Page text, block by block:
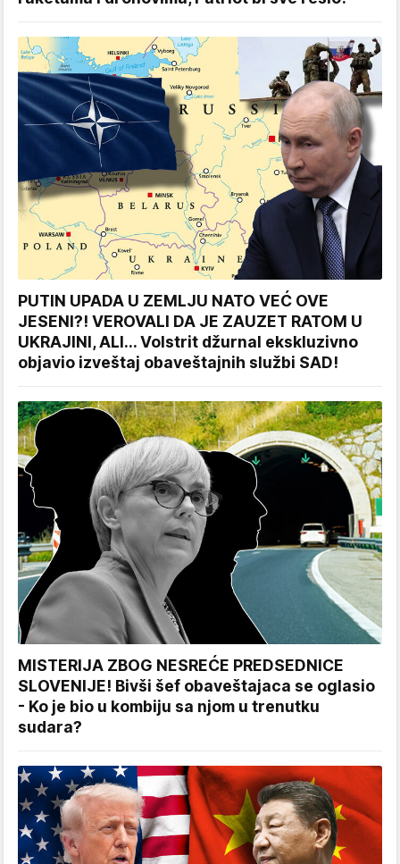
PUTIN UPADA U ZEMLJU NATO VEĆ OVE
JESENI?! VEROVALI DA JE ZAUZET RATOM U
UKRAJINI, ALI... Volstrit džurnal ekskluzivno
objavio izveštaj obaveštajnih službi SAD!
MISTERIJA ZBOG NESREĆE PREDSEDNICE
SLOVENIJE! Bivši šef obaveštajaca se oglasio
- Ko je bio u kombiju sa njom u trenutku
sudara?